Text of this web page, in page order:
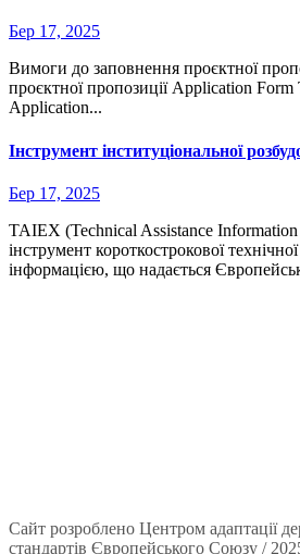
Бер 17, 2025
Вимоги до заповнення проєктної пропозиції ТАІЕХ Форма
проєктної пропозиції Application
Application...
Інструмент інституціональної
Бер 17, 2025
TAIEX (Technical Assistance Information Exchange) – це
інструмент короткострокової
інформацією, що надається
Сайт розроблено Центром адаптації
стандартів Європейського Союзу /